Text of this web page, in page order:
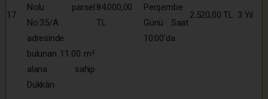
17
Nolu parsel
No:35/A
adresinde
bulunan 11.00 m²
alana sahip
Dükkân
84.000,00
TL
Perşembe
Günü Saat
10:00’da
2.520,00 TL 3 Yıl